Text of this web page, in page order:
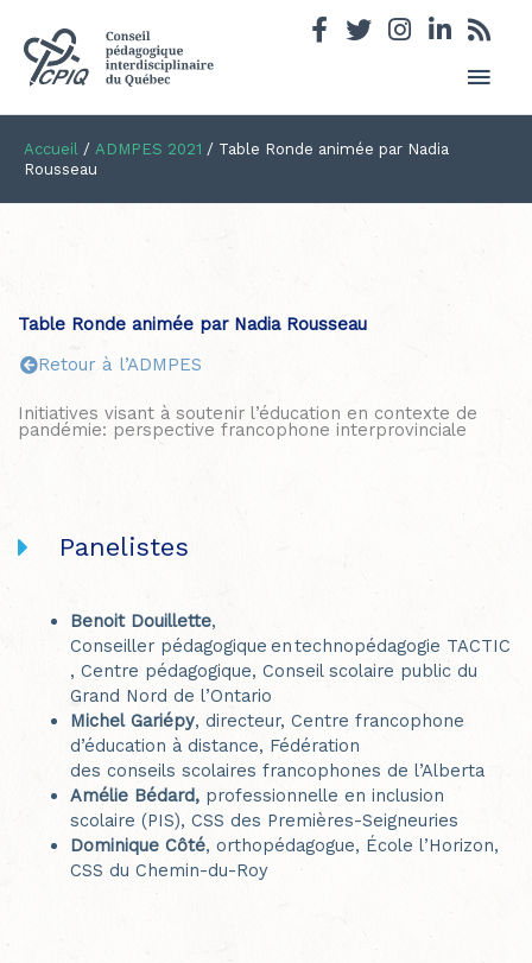
Accueil / ADMPES 2021 / Table Ronde animée par Nadia
Rousseau
Table Ronde animée par Nadia Rousseau
Retour à l’ADMPES
Initiatives visant à soutenir l’éducation en contexte de
pandémie: perspective francophone interprovinciale
Panelistes
Benoit Douillette,
Conseiller pédagogique en technopédagogie TACTIC
, Centre pédagogique, Conseil scolaire public du
Grand Nord de l’Ontario
Michel Gariépy, directeur, Centre francophone
d’éducation à distance, Fédération
des conseils scolaires francophones de l’Alberta
Amélie Bédard, professionnelle en inclusion
scolaire (PIS), CSS des Premières-Seigneuries
Dominique Côté, orthopédagogue, École l’Horizon,
CSS du Chemin-du-Roy